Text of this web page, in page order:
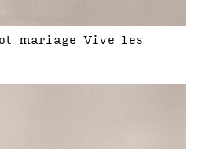
mariage Vive les